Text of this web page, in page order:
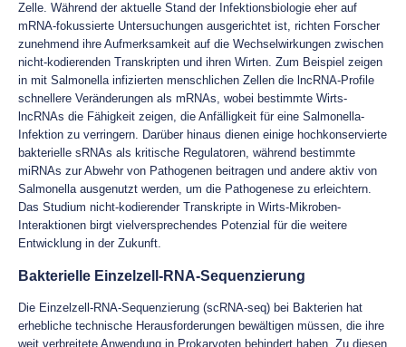
Zelle. Während der aktuelle Stand der Infektionsbiologie eher auf
mRNA-fokussierte Untersuchungen ausgerichtet ist, richten Forscher
zunehmend ihre Aufmerksamkeit auf die Wechselwirkungen zwischen
nicht-kodierenden Transkripten und ihren Wirten. Zum Beispiel zeigen
in mit Salmonella infizierten menschlichen Zellen die lncRNA-Profile
schnellere Veränderungen als mRNAs, wobei bestimmte Wirts-
lncRNAs die Fähigkeit zeigen, die Anfälligkeit für eine Salmonella-
Infektion zu verringern. Darüber hinaus dienen einige hochkonservierte
bakterielle sRNAs als kritische Regulatoren, während bestimmte
miRNAs zur Abwehr von Pathogenen beitragen und andere aktiv von
Salmonella ausgenutzt werden, um die Pathogenese zu erleichtern.
Das Studium nicht-kodierender Transkripte in Wirts-Mikroben-
Interaktionen birgt vielversprechendes Potenzial für die weitere
Entwicklung in der Zukunft.
Bakterielle Einzelzell-RNA-Sequenzierung
Die Einzelzell-RNA-Sequenzierung (scRNA-seq) bei Bakterien hat
erhebliche technische Herausforderungen bewältigen müssen, die ihre
weit verbreitete Anwendung in Prokaryoten behindert haben. Zu diesen